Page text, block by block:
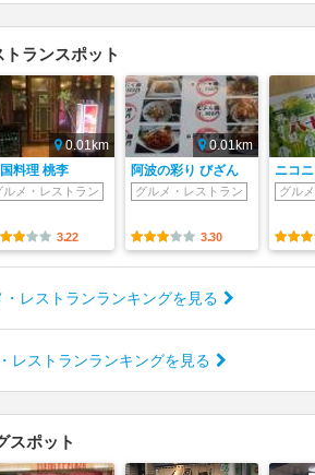
ランスポット
0.01km
料理 桃李
ルメ・レストラン
3.22
0.01km
阿波の彩り びざん
グルメ・レストラン
3.30
ニコ
グル
レストランランキングを見る
レストランランキングを見る
スポット